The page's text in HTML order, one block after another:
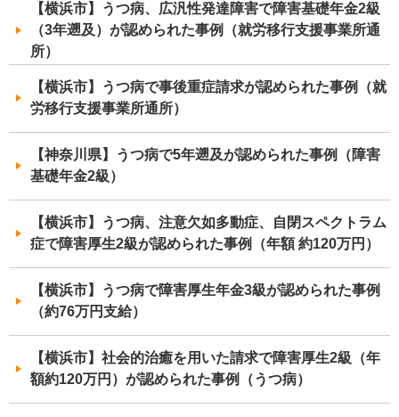
【横浜市】うつ病、広汎性発達障害で障害基礎年金2級
（3年遡及）が認められた事例（就労移行支援事業所通
所）
【横浜市】うつ病で事後重症請求が認められた事例（就
労移行支援事業所通所）
【神奈川県】うつ病で5年遡及が認められた事例（障害
基礎年金2級）
【横浜市】うつ病、注意欠如多動症、自閉スペクトラム
症で障害厚生2級が認められた事例（年額 約120万円）
【横浜市】うつ病で障害厚生年金3級が認められた事例
（約76万円支給）
【横浜市】社会的治癒を用いた請求で障害厚生2級（年
額約120万円）が認められた事例（うつ病）